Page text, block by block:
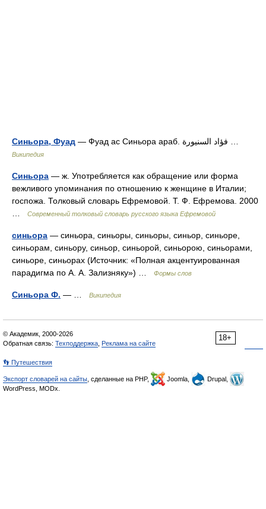
Синьора, Фуад
Википедия
Синьора — ж. Употребляется как обращение или форма
вежливого упоминания по отношению к женщине в Италии;
госпожа. Толковый словарь Ефремовой. Т. Ф. Ефремова. 2000
Современный толковый словарь русского языка Ефремовой
синьора — синьора, синьоры, синьоры, синьор, синьоре,
синьорам, синьору, синьор, синьорой, синьорою, синьорами,
синьоре, синьорах (Источник: «Полная акцентуированная
парадигма по А. А. Зализняку») …
Формы слов
Синьора Ф. — … Википедия
18+
© Академик, 2000-2026
Обратная связь: Техподдержка Реклама на сайте
👣 Путешествия
Экспорт словарей на сайты , сделанные на PHP, Joomla,
Drupal,
WordPress, MODx.